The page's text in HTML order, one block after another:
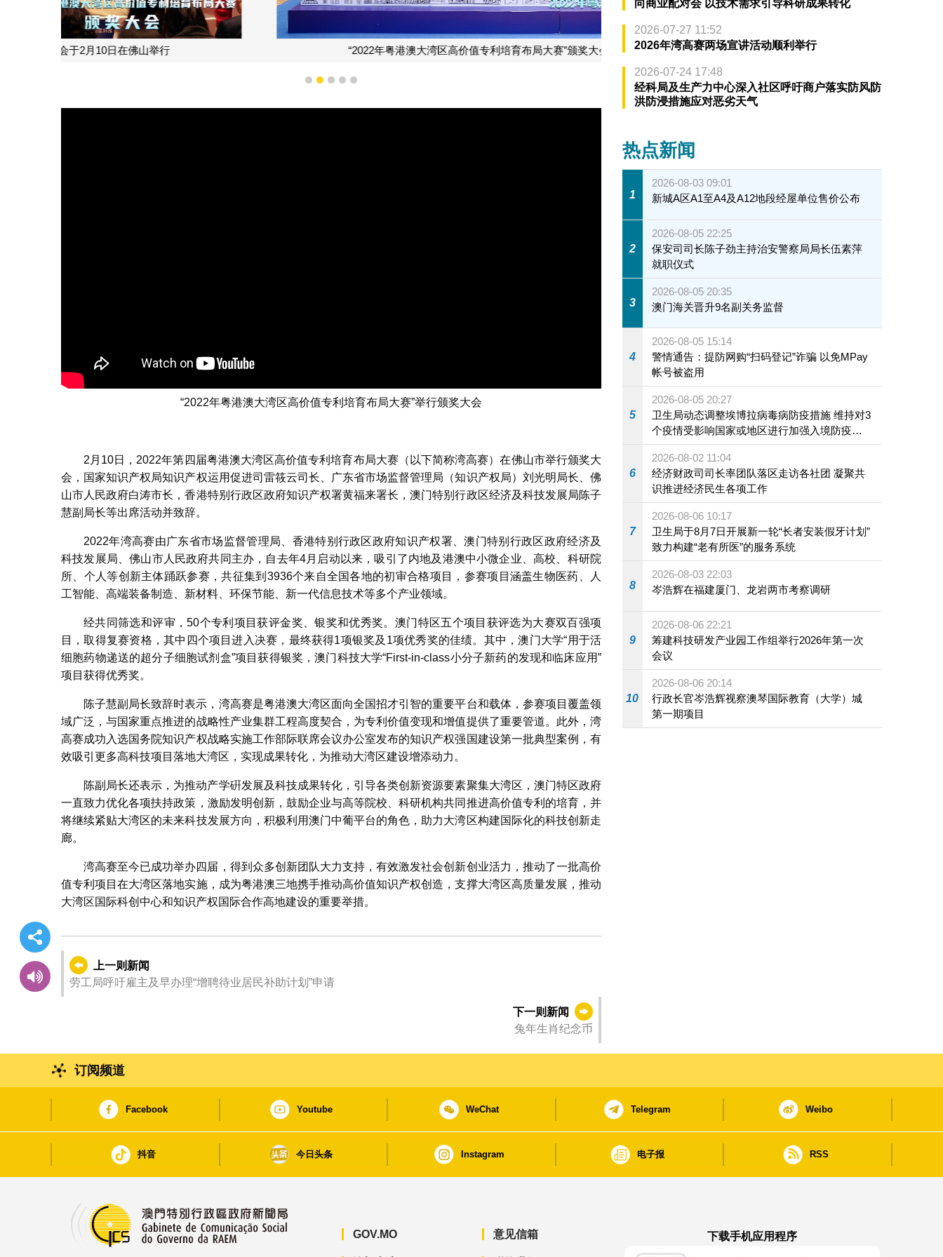
“2022年粤港澳大湾区高价值专利培育布局大赛”颁奖大会于2月10日在佛山举行
1 2 3 4 5
“2022年粤港澳大湾区高价值专利培育布局大赛”举行颁奖大会
2月10日，2022年第四届粤港澳大湾区高价值专利培育布局大赛（以下简称湾高赛）在佛山市举行颁奖大
会，国家知识产权局知识产权运用促进司雷筱云司长、广东省市场监督管理局（知识产权局）刘光明局长、佛
山市人民政府白涛市长，香港特别行政区政府知识产权署黄福来署长，澳门特别行政区经济及科技发展局陈子
慧副局长等出席活动并致辞。
2022年湾高赛由广东省市场监督管理局、香港特别行政区政府知识产权署、澳门特别行政区政府经济及
科技发展局、佛山市人民政府共同主办，自去年4月启动以来，吸引了内地及港澳中小微企业、高校、科研院
所、个人等创新主体踊跃参赛，共征集到3936个来自全国各地的初审合格项目，参赛项目涵盖生物医药、人
工智能、高端装备制造、新材料、环保节能、新一代信息技术等多个产业领域。
经共同筛选和评审，50个专利项目获评金奖、银奖和优秀奖。澳门特区五个项目获评选为大赛双百强项
目，取得复赛资格，其中四个项目进入决赛，最终获得1项银奖及1项优秀奖的佳绩。其中，澳门大学“用于活
细胞药物递送的超分子细胞试剂盒”项目获得银奖，澳门科技大学“First-in-class小分子新药的发现和临床应用”
项目获得优秀奖。
陈子慧副局长致辞时表示，湾高赛是粤港澳大湾区面向全国招才引智的重要平台和载体，参赛项目覆盖领
域广泛，与国家重点推进的战略性产业集群工程高度契合，为专利价值变现和增值提供了重要管道。此外，湾
高赛成功入选国务院知识产权战略实施工作部际联席会议办公室发布的知识产权强国建设第一批典型案例，有
效吸引更多高科技项目落地大湾区，实现成果转化，为推动大湾区建设增添动力。
陈副局长还表示，为推动产学硏发展及科技成果转化，引导各类创新资源要素聚集大湾区，澳门特区政府
一直致力优化各项扶持政策，激励发明创新，鼓励企业与高等院校、科研机构共同推进高价值专利的培育，并
将继续紧贴大湾区的未来科技发展方向，积极利用澳门中葡平台的角色，助力大湾区构建国际化的科技创新走
廊。
湾高赛至今已成功举办四届，得到众多创新团队大力支持，有效激发社会创新创业活力，推动了一批高价
值专利项目在大湾区落地实施，成为粤港澳三地携手推动高价值知识产权创造，支撑大湾区高质量发展，推动
大湾区国际科创中心和知识产权国际合作高地建设的重要举措。
上一则新闻
劳工局呼吁雇主及早办理“增聘待业居民补助计划”申请
下一则新闻
兔年生肖纪念币
向商业配对会 以技术需求引导科研成果转化
2026-07-27 11:52
2026年湾高赛两场宣讲活动顺利举行
2026-07-24 17:48
经科局及生产力中心深入社区呼吁商户落实防风防
洪防浸措施应对恶劣天气
热点新闻
1
2026-08-03 09:01
新城A区A1至A4及A12地段经屋单位售价公布
2
2026-08-05 22:25
保安司司长陈子劲主持治安警察局局长伍素萍
就职仪式
3
2026-08-05 20:35
澳门海关晋升9名副关务监督
4
2026-08-05 15:14
警情通告：提防网购“扫码登记”诈骗 以免MPay
帐号被盗用
5
2026-08-05 20:27
卫生局动态调整埃博拉病毒病防疫措施 维持对3
个疫情受影响国家或地区进行加强入境防疫措
施
6
2026-08-02 11:04
经济财政司司长率团队落区走访各社团 凝聚共
识推进经济民生各项工作
7
2026-08-06 10:17
卫生局于8月7日开展新一轮“长者安装假牙计划”
致力构建“老有所医”的服务系统
8
2026-08-03 22:03
岑浩辉在福建厦门、龙岩两市考察调研
9
2026-08-06 22:21
筹建科技研发产业园工作组举行2026年第一次
会议
10
2026-08-06 20:14
行政长官岑浩辉视察澳琴国际教育（大学）城
第一期项目
订阅频道
Facebook Youtube WeChat Telegram Weibo
抖音 今日头条 Instagram 电子报 RSS
GOV.MO 意见信箱
下载手机应用程序